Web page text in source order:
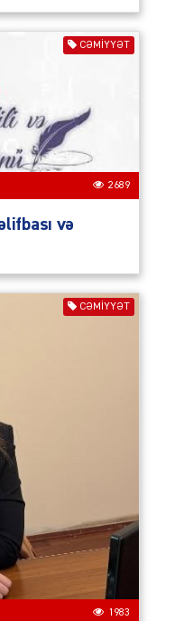
CƏMIYYƏT
2689
və
CƏMIYYƏT
1983